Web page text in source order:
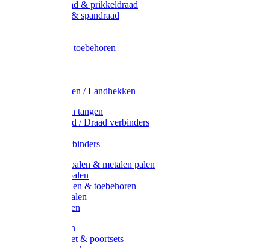
Metaal draad & prikkeldraad
Binddraad & spandraad
Afrasternet toebehoren
Weidehekken / Landhekken
Spanners en tangen
Lint / Koord / Draad verbinders
Litzclip verbinders
Recycling palen & metalen palen
Kunststof palen
T-Post t-palen & toebehoren
Glasfiber palen
Houten palen
Poortgrepen
Doorgangset & poortsets